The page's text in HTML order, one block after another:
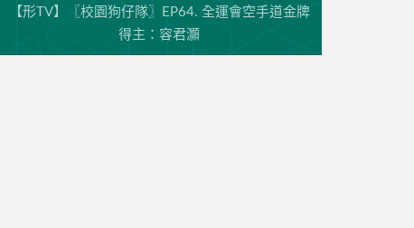
【形TV】〖校園狗仔隊〗EP64. 全運會空手道金牌
得主：容君灝